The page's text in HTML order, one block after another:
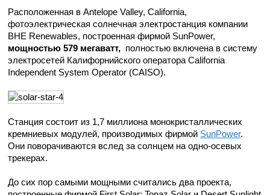
Расположенная в Antelope Valley, California,
фотоэлектрическая солнечная электростанция компании
BHE Renewables, построенная фирмой SunPower,
мощностью 579 мегаватт, полностью включена в систему
электросетей Калифорнийского оператора California
Independent System Operator (CAISO).
Станция состоит из 1,7 миллиона монокристаллических
кремниевых модулей, производимых фирмой SunPower.
Они поворачиваются вслед за солнцем на одно-осевых
трекерах.
До сих пор самыми мощными считались два проекта,